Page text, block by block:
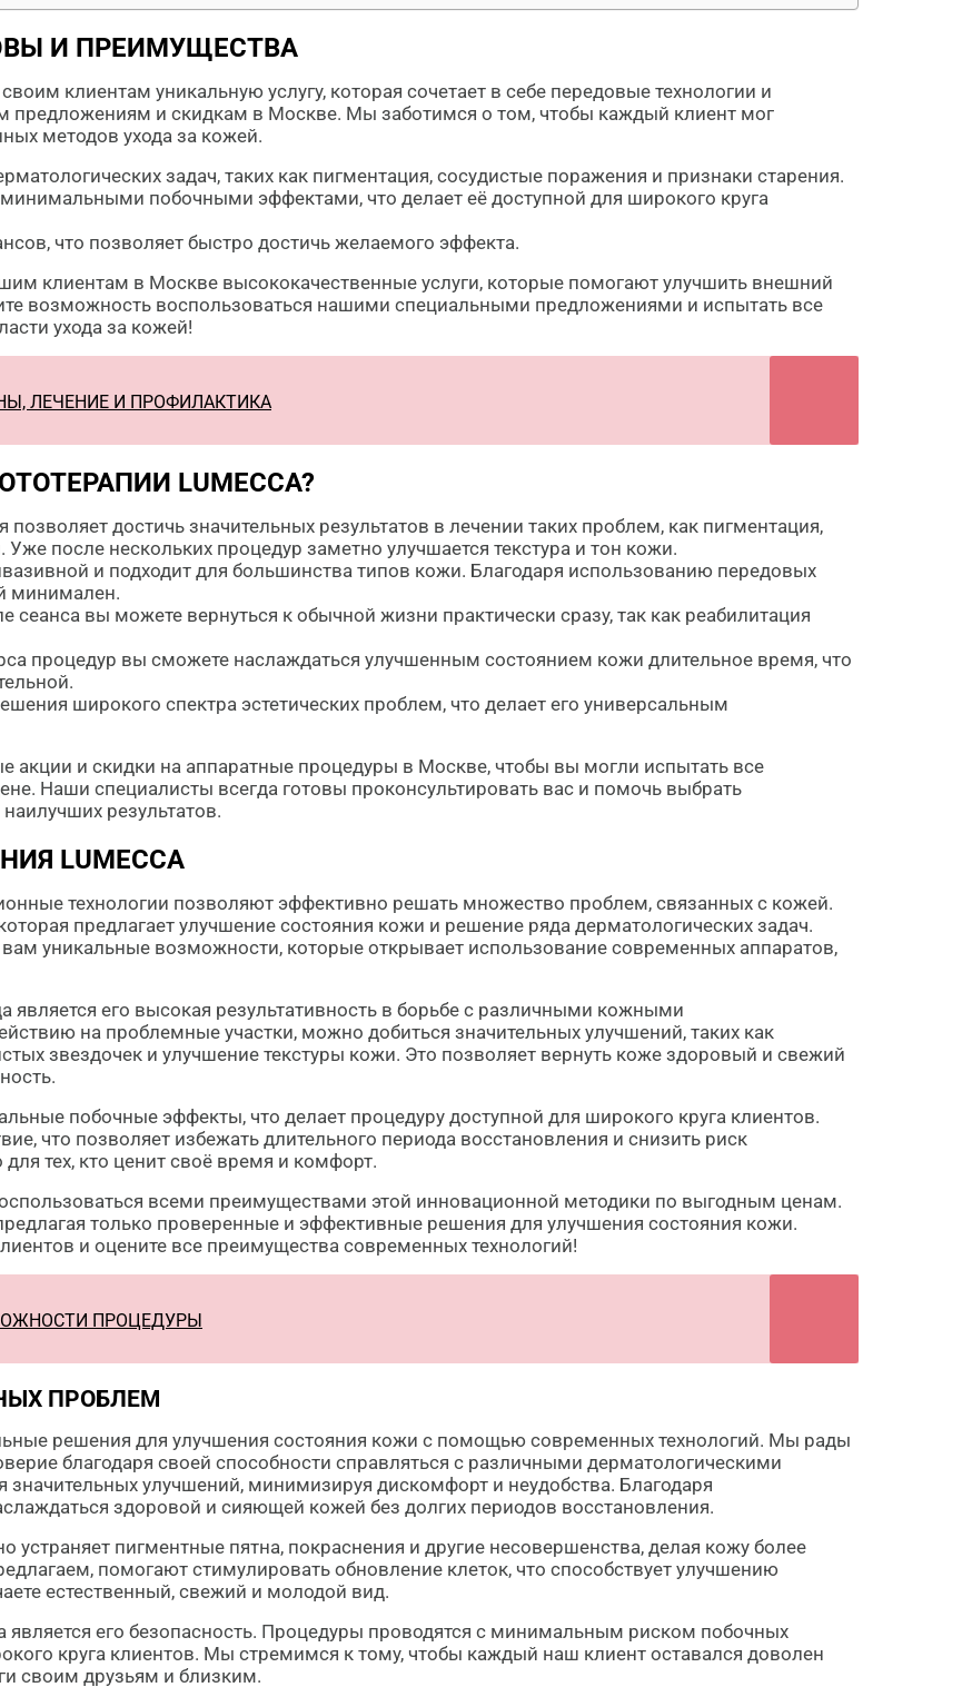
И ПРЕИМУЩЕСТВА
клиентам уникальную услугу, которая сочетает в себе передовые технологии и
предложениям и скидкам в Москве. Мы заботимся о том, чтобы каждый клиент мог
методов ухода за кожей.
задач, таких как пигментация, сосудистые поражения и признаки старения.
побочными эффектами, что делает её доступной для широкого круга
что позволяет быстро достичь желаемого эффекта.
клиентам в Москве высококачественные услуги, которые помогают улучшить внешний
возможность воспользоваться нашими специальными предложениями и испытать все
ухода за кожей!
ЛЕЧЕНИЕ И ПРОФИЛАКТИКА
LUMECCA?
позволяет достичь значительных результатов в лечении таких проблем, как пигментация,
после нескольких процедур заметно улучшается текстура и тон кожи.
и подходит для большинства типов кожи. Благодаря использованию передовых
минимален.
сеанса вы можете вернуться к обычной жизни практически сразу, так как реабилитация
процедур вы сможете наслаждаться улучшенным состоянием кожи длительное время, что
широкого спектра эстетических проблем, что делает его универсальным
акции и скидки на аппаратные процедуры в Москве, чтобы вы могли испытать все
Наши специалисты всегда готовы проконсультировать вас и помочь выбрать
результатов.
LUMECCA
технологии позволяют эффективно решать множество проблем, связанных с кожей.
предлагает улучшение состояния кожи и решение ряда дерматологических задач.
уникальные возможности, которые открывает использование современных аппаратов,
является его высокая результативность в борьбе с различными кожными
на проблемные участки, можно добиться значительных улучшений, таких как
звездочек и улучшение текстуры кожи. Это позволяет вернуть коже здоровый и свежий
побочные эффекты, что делает процедуру доступной для широкого круга клиентов.
что позволяет избежать длительного периода восстановления и снизить риск
тех, кто ценит своё время и комфорт.
всеми преимуществами этой инновационной методики по выгодным ценам.
только проверенные и эффективные решения для улучшения состояния кожи.
и оцените все преимущества современных технологий!
ПРОЦЕДУРЫ
ПРОБЛЕМ
решения для улучшения состояния кожи с помощью современных технологий. Мы рады
благодаря своей способности справляться с различными дерматологическими
значительных улучшений, минимизируя дискомфорт и неудобства. Благодаря
здоровой и сияющей кожей без долгих периодов восстановления.
устраняет пигментные пятна, покраснения и другие несовершенства, делая кожу более
помогают стимулировать обновление клеток, что способствует улучшению
естественный, свежий и молодой вид.
его безопасность. Процедуры проводятся с минимальным риском побочных
круга клиентов. Мы стремимся к тому, чтобы каждый наш клиент оставался доволен
своим друзьям и близким.